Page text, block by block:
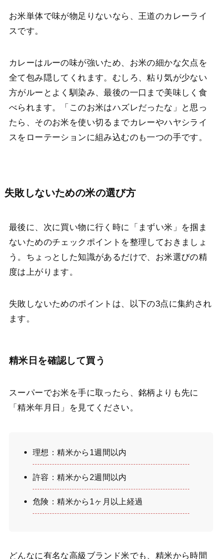
お米単体で味が物足りないなら、王道のカレーライ
スです。
カレーはルーの味が強いため、お米の細かな欠点を
全て包み隠してくれます。むしろ、粘り気が少ない
方がルーとよく馴染み、最後の一口まで美味しく食
べられます。「このお米はハズレだったな」と思っ
たら、そのお米を使い切るまでカレーやハヤシライ
スをローテーションに組み込むのも一つの手です。
失敗しないための米の選び方
最後に、次に買い物に行く時に「まずい米」を掴ま
ないためのチェックポイントを整理しておきましょ
う。ちょっとした知識があるだけで、お米選びの精
度は上がります。
失敗しないためのポイントは、以下の3点に集約され
ます。
精米日を確認して買う
スーパーでお米を手に取ったら、銘柄よりも先に
「精米年月日」を見てください。
理想：精米から1週間以内
許容：精米から2週間以内
危険：精米から1ヶ月以上経過
どんなに有名な高級ブランド米でも、精米から時間